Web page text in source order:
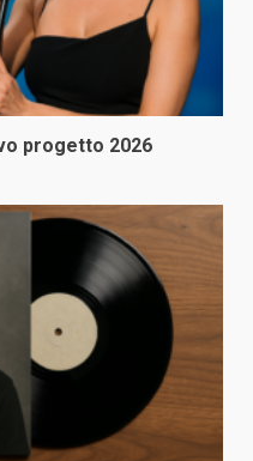
progetto 2026